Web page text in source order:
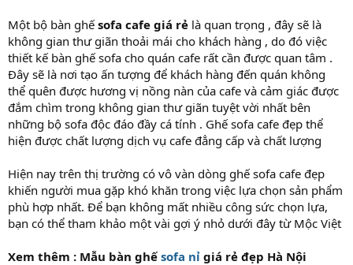
Một bộ bàn ghế sofa cafe giá rẻ là quan trọng , đây sẽ là
không gian thư giãn thoải mái cho khách hàng , do đó việc
thiết kế bàn ghế sofa cho quán cafe rất cần được quan tâm .
Đây sẽ là nơi tạo ấn tượng để khách hàng đến quán không
thể quên được hương vị nồng nàn của cafe và cảm giác được
đắm chìm trong không gian thư giãn tuyệt vời nhất bên
những bộ sofa độc đáo đầy cá tính . Ghế sofa cafe đẹp thể
hiện được chất lượng dịch vụ cafe đẳng cấp và chất lượng
Hiện nay trên thị trường có vô vàn dòng ghế sofa cafe đẹp
khiến người mua gặp khó khăn trong việc lựa chọn sản phẩm
phù hợp nhất. Để bạn không mất nhiều công sức chọn lựa,
bạn có thể tham khảo một vài gợi ý nhỏ dưới đây từ Mộc Việt
Xem thêm : Mẫu bàn ghếsofa nỉ giá rẻ đẹp Hà Nội